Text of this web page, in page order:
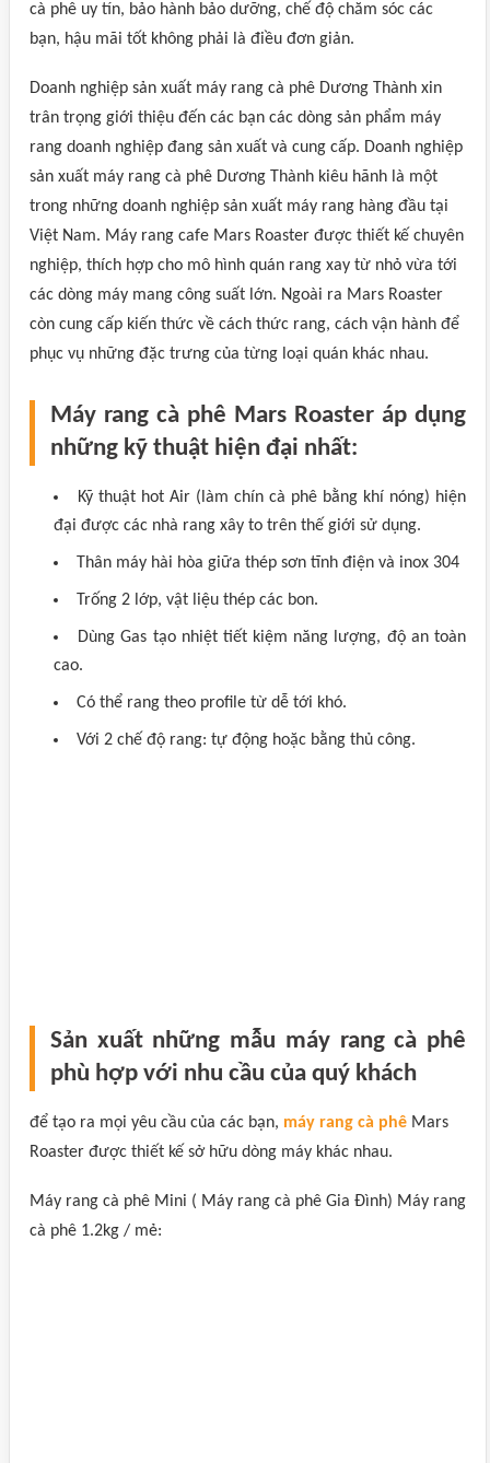
cà phê uy tín, bảo hành bảo dưỡng, chế độ chăm sóc các
bạn, hậu mãi tốt không phải là điều đơn giản.
Doanh nghiệp sản xuất máy rang cà phê Dương Thành xin
trân trọng giới thiệu đến các bạn các dòng sản phẩm máy
rang doanh nghiệp đang sản xuất và cung cấp. Doanh nghiệp
sản xuất máy rang cà phê Dương Thành kiêu hãnh là một
trong những doanh nghiệp sản xuất máy rang hàng đầu tại
Việt Nam. Máy rang cafe Mars Roaster được thiết kế chuyên
nghiệp, thích hợp cho mô hình quán rang xay từ nhỏ vừa tới
các dòng máy mang công suất lớn. Ngoài ra Mars Roaster
còn cung cấp kiến thức về cách thức rang, cách vận hành để
phục vụ những đặc trưng của từng loại quán khác nhau.
Máy rang cà phê Mars Roaster áp dụng
những kỹ thuật hiện đại nhất:
Kỹ thuật hot Air (làm chín cà phê bằng khí nóng) hiện
đại được các nhà rang xây to trên thế giới sử dụng.
Thân máy hài hòa giữa thép sơn tĩnh điện và inox 304
Trống 2 lớp, vật liệu thép các bon.
Dùng Gas tạo nhiệt tiết kiệm năng lượng, độ an toàn
cao.
Có thể rang theo profile từ dễ tới khó.
Với 2 chế độ rang: tự động hoặc bằng thủ công.
Sản xuất những mẫu máy rang cà phê
phù hợp với nhu cầu của quý khách
để tạo ra mọi yêu cầu của các bạn, máy rang cà phê Mars
Roaster được thiết kế sở hữu dòng máy khác nhau.
Máy rang cà phê Mini ( Máy rang cà phê Gia Đình) Máy rang
cà phê 1.2kg / mẻ: